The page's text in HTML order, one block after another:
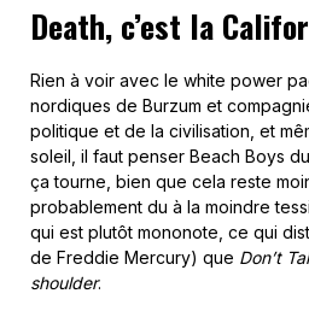
Death, c’est la
Rien à voir avec le white power
nordiques de Burzum et
politique et de la civilisation, et
soleil, il faut penser Beach Boys
ça tourne, bien que cela reste
probablement du à la moindre
qui est plutôt mononote, ce qui
de Freddie Mercury) que Don’t
shoulder.